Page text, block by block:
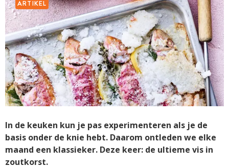
ARTIKEL
In de keuken kun je pas experimenteren als je de
basis onder de knie hebt. Daarom ontleden we elke
maand een klassieker. Deze keer: de ultieme vis in
zoutkorst.